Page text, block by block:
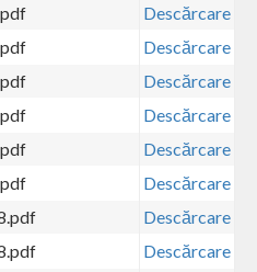
Descărcare
Descărcare
Descărcare
Descărcare
Descărcare
Descărcare
Descărcare
Descărcare